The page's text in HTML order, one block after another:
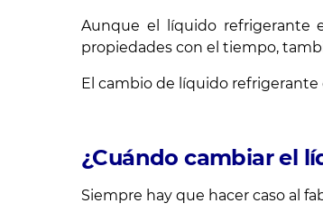
Aunque el líquido refrigerante
propiedades con el tiempo,
El cambio de líquido
¿Cuándo cambiar el
Siempre hay que hacer caso al